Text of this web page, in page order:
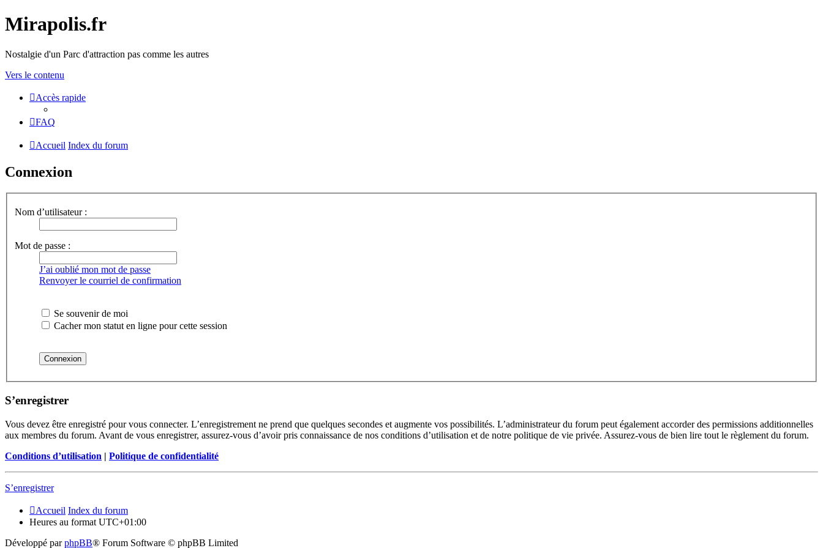
Mirapolis.fr
Nostalgie d'un Parc d'attraction pas comme les autres
Vers le contenu
Accès rapide
FAQ
Accueil Index du forum
Connexion
Nom d’utilisateur :
Mot de passe :
J’ai oublié mon mot de passe
Renvoyer le courriel de confirmation
Se souvenir de moi
Cacher mon statut en ligne pour cette session
S’enregistrer
Vous devez être enregistré pour vous connecter. L’enregistrement ne prend que quelques secondes et augmente vos possibilités. L’administrateur du forum peut également accorder des permissions additionnelles
aux membres du forum. Avant de vous enregistrer, assurez-vous d’avoir pris connaissance de nos conditions d’utilisation et de notre politique de vie privée. Assurez-vous de bien lire tout le règlement du forum.
Conditions d’utilisation | Politique de confidentialité
S’enregistrer
Accueil Index du forum
Heures au format UTC+01:00
Développé parphpBB® Forum Software © phpBB Limited